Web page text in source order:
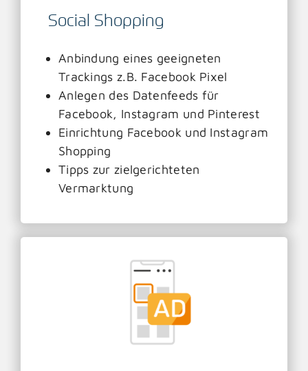
Social Shopping
Anbindung eines geeigneten
Trackings z.B. Facebook Pixel
Anlegen des Datenfeeds für
Facebook, Instagram und Pinterest
Einrichtung Facebook und Instagram
Shopping
Tipps zur zielgerichteten
Vermarktung